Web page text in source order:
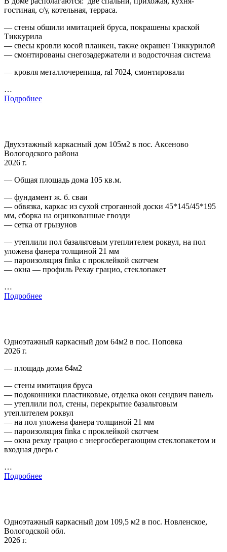
гостиная, с/у, котельная, терраса.
— стены обшили имитацией бруса, покрашены краской
Тиккурила
— свесы кровли косой планкен, также окрашен Тиккурилой
— смонтированы снегозадержатели и водосточная система
— кровля металлочерепица, ral 7024, смонтировали
…
Подробнее
Двухэтажный каркасный дом 105м2 в пос. Аксеново
Вологодского района
2026 г.
— Общая площадь дома 105 кв.м.
— фундамент ж. б. сваи
— обвязка, каркас из сухой строганной доски 45*145/45*195
мм, сборка на оцинкованные гвозди
— сетка от грызунов
— утеплили пол базальтовым утеплителем роквул, на пол
уложена фанера толщиной 21 мм
— пароизоляция finka с проклейкой скотчем
— окна — профиль Рехау грацио, стеклопакет
…
Подробнее
Одноэтажный каркасный дом 64м2 в пос. Поповка
2026 г.
— площадь дома 64м2
— стены имитация бруса
— подоконники пластиковые, отделка окон сендвич панель
— утеплили пол, стены, перекрытие базальтовым
утеплителем роквул
— на пол уложена фанера толщиной 21 мм
— пароизоляция finka с проклейкой скотчем
— окна рехау грацио с энергосберегающим стеклопакетом и
входная дверь с
…
Подробнее
Одноэтажный каркасный дом 109,5 м2 в пос. Новленское,
Вологодской обл.
2026 г.